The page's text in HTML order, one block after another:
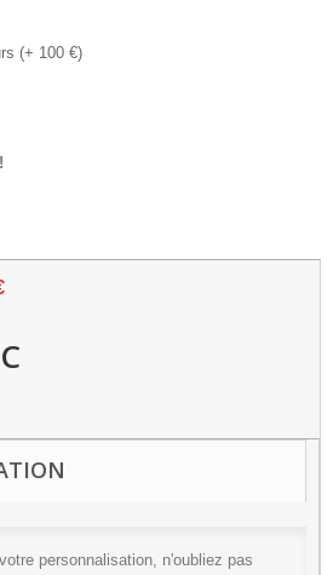
(+ 100 €)
personnalisation, n'oubliez pas